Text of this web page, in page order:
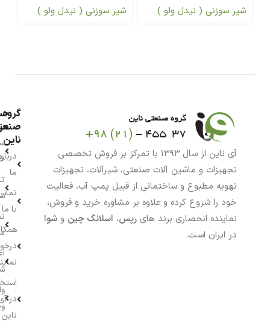
شیر سوزنی ( نیدل ولو )
شیر سوزنی ( نیدل ولو )
آی ناین از سال ۱۳۹۳ با تمرکز بر فروش تخصصی
تجهیزات و ماشین آلات صنعتی، شیرآلات، تجهیزات
تهویه مطبوع و ساختمانی از قبیل پمپ آب، فعالیت
خود را شروع کرده و علاوه بر مشاوره خرید و فروش،
نماینده انحصاری برند های رپس، اسلانگ چین و شوا
در ایران است.
گروه
ناین
ما
با ما
در
ناین